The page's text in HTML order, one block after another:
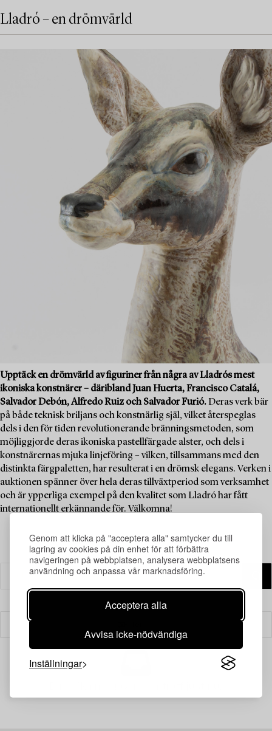
Genom att klicka på "acceptera alla" samtycker du till
lagring av cookies på din enhet för att förbättra
navigeringen på webbplatsen, analysera webbplatsens
användning och anpassa vår marknadsföring.
Acceptera alla
Avvisa icke-nödvändiga
Inställningar
Lladró – en drömvärld
Upptäck en drömvärld av figuriner från några av Lladrós mest
ikoniska konstnärer – däribland Juan Huerta, Francisco Catalá,
Salvador Debón, Alfredo Ruiz och Salvador Furió. Deras verk bär
på både teknisk briljans och konstnärlig själ, vilket återspeglas
dels i den för tiden revolutionerande bränningsmetoden, som
möjliggjorde deras ikoniska pastellfärgade alster, och dels i
konstnärernas mjuka linjeföring – vilken, tillsammans med den
distinkta färgpaletten, har resulterat i en drömsk elegans. Verken i
auktionen spänner över hela deras tillväxtperiod som verksamhet
och är ypperliga exempel på den kvalitet som Lladró har fått
internationellt erkännande för. Välkomna!